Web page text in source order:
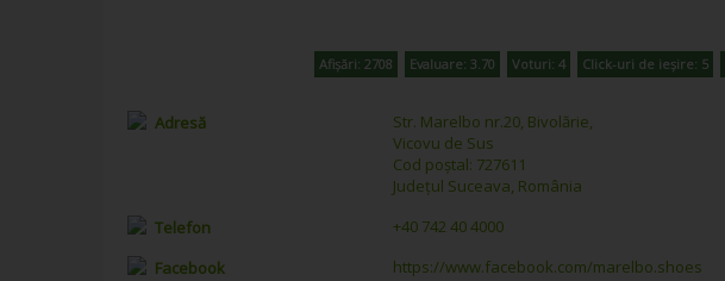
Afișări: 2708 Evaluare: 3.70 Voturi: 4 Click-uri de ieșire: 5
Adresă
Str. Marelbo nr.20, Bivolărie,
Vicovu de Sus
Cod poștal: 727611
Județul Suceava, România
Telefon
+40 742 40 4000
Facebook
https://www.facebook.com/marelbo.shoes